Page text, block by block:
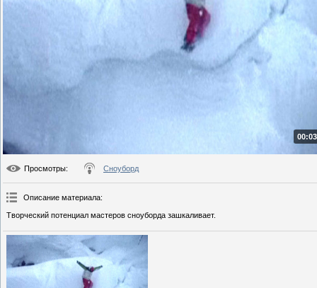
Просмотры: Сноуборд
Описание материала:
Творческий потенциал мастеров сноуборда зашкаливает.